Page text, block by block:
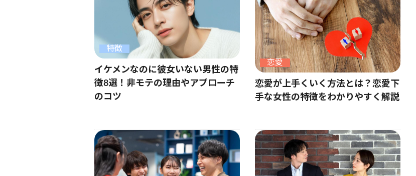
特徴
イケメンなのに彼女いない男性の特
徴8選！非モテの理由やアプローチ
のコツ
恋愛
恋愛が上手くいく方法とは？恋愛下
手な女性の特徴をわかりやすく解説